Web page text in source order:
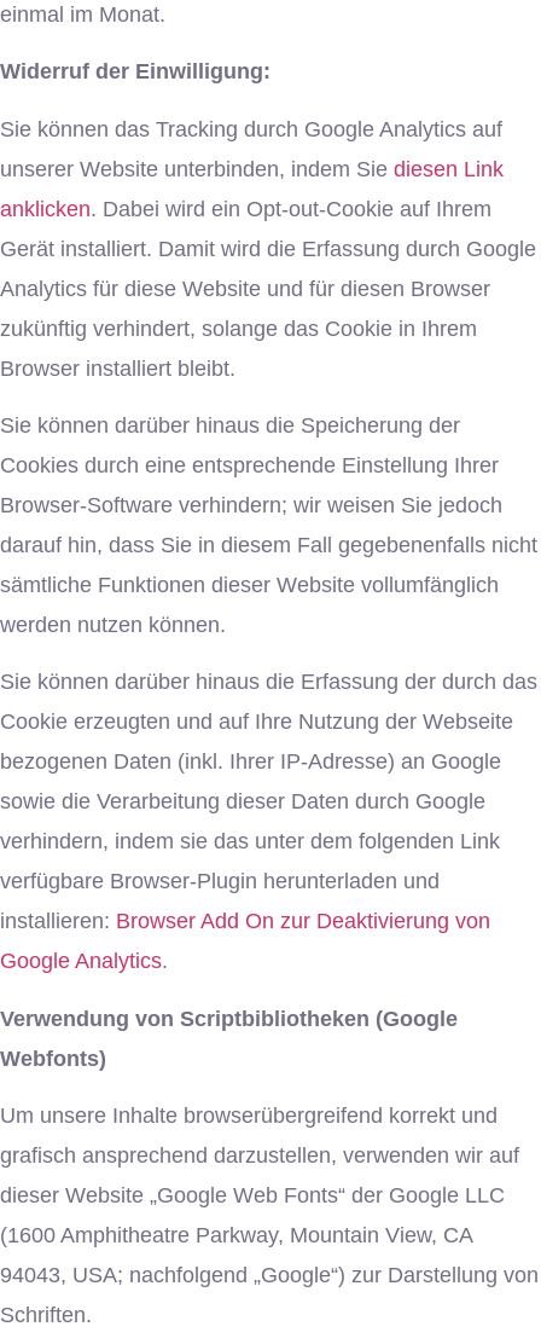
einmal im Monat.
Widerruf der Einwilligung:
Sie können das Tracking durch Google Analytics auf
unserer Website unterbinden, indem Sie diesen Link
anklicken. Dabei wird ein Opt-out-Cookie auf Ihrem
Gerät installiert. Damit wird die Erfassung durch Google
Analytics für diese Website und für diesen Browser
zukünftig verhindert, solange das Cookie in Ihrem
Browser installiert bleibt.
Sie können darüber hinaus die Speicherung der
Cookies durch eine entsprechende Einstellung Ihrer
Browser-Software verhindern; wir weisen Sie jedoch
darauf hin, dass Sie in diesem Fall gegebenenfalls nicht
sämtliche Funktionen dieser Website vollumfänglich
werden nutzen können.
Sie können darüber hinaus die Erfassung der durch das
Cookie erzeugten und auf Ihre Nutzung der Webseite
bezogenen Daten (inkl. Ihrer IP-Adresse) an Google
sowie die Verarbeitung dieser Daten durch Google
verhindern, indem sie das unter dem folgenden Link
verfügbare Browser-Plugin herunterladen und
installieren: Browser Add On zur Deaktivierung von
Google Analytics.
Verwendung von Scriptbibliotheken (Google
Webfonts)
Um unsere Inhalte browserübergreifend korrekt und
grafisch ansprechend darzustellen, verwenden wir auf
dieser Website „Google Web Fonts“ der Google LLC
(1600 Amphitheatre Parkway, Mountain View, CA
94043, USA; nachfolgend „Google“) zur Darstellung von
Schriften.